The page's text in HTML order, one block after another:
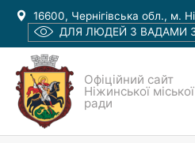
16600, Чернігівська обл., м.
ДЛЯ ЛЮДЕЙ З ВАДАМИ
Офіційний сайт
Ніжинської міської
ради